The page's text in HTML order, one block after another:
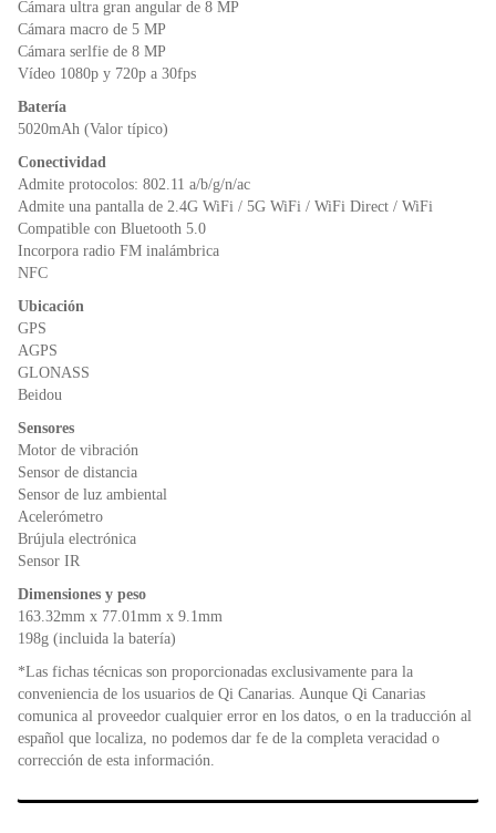
Cámara ultra gran angular de 8 MP
Cámara macro de 5 MP
Cámara serlfie de 8 MP
Vídeo 1080p y 720p a 30fps
Batería
5020mAh (Valor típico)
Conectividad
Admite protocolos: 802.11 a/b/g/n/ac
Admite una pantalla de 2.4G WiFi / 5G WiFi / WiFi Direct / WiFi
Compatible con Bluetooth 5.0
Incorpora radio FM inalámbrica
NFC
Ubicación
GPS
AGPS
GLONASS
Beidou
Sensores
Motor de vibración
Sensor de distancia
Sensor de luz ambiental
Acelerómetro
Brújula electrónica
Sensor IR
Dimensiones y peso
163.32mm x 77.01mm x 9.1mm
198g (incluida la batería)
*Las fichas técnicas son proporcionadas exclusivamente para la
conveniencia de los usuarios de Qi Canarias. Aunque Qi Canarias
comunica al proveedor cualquier error en los datos, o en la traducción al
español que localiza, no podemos dar fe de la completa veracidad o
corrección de esta información.